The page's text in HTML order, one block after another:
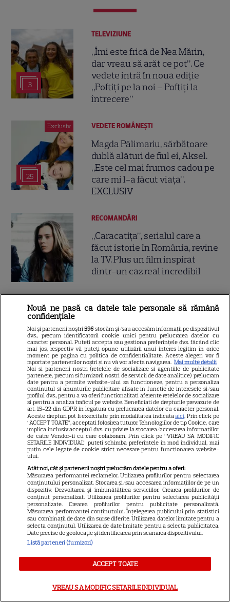
3
TELEVIZIUNE
„Îmi este frică de Nea Mărin,
dar vreau să arăt ce pot”. Ce
vedete intră în noua ediție
„Poftiți pe la noi – Poftiți la
întrecere”
Exclusiv
25
VEDETE ROMÂNEŞTI
Magda Pălimariu, sărbătoare
dublă alături de fiul ei, Aksel.
„Este cel mai frumos cadou pe
care mi l-a făcut viața”.
EXCLUSIV
RECOMANDĂRI
„Caracatița”, serialul care a
făcut istorie în România, revine
la TV. Plus un film inspirat
dintr-un caz real incredibil
16
VEDETE ROMÂNEŞTI
vis vechi. Cum arată Căminul
Cultural „A ‘lu Escana”,
proiectul de suflet al vedetei
Pro TV
14
VEDETE ROMÂNEŞTI
Laura Cosoi, declarație
emoționantă după nașterea
Ninei. „Aș putea naște de o mie
de ori și, de fiecare dată, ar fi ca
14
VEDETE STRĂINE
Jennifer Aniston și Courteney
Cox, vacanță de lux în Mallorca
alături de Pedro Pascal.
Imagini spectaculoase
VEDETE STRĂINE
Emma Roberts s-a căsătorit,
Nouă ne pasă ca datele tale personale să rămână
confidențiale
Noi și partenerii noștri596 stocăm și/sau accesăm informații pe dispozitivul
dvs., precum identificatorii cookie unici pentru prelucrarea datelor cu
caracter personal. Puteți accepta sau gestiona preferințele dvs. făcând clic
mai jos, respectiv vă puteți opune utilizării unui interes legitim în orice
moment pe pagina cu politica de confidențialitate. Aceste alegeri vor fi
raportate partenerilor noștri și nu vă vor afecta navigarea. Mai multe detalii
Noi si partenerii nostri (retelele de socializare si agentiile de publicitate
partenere, precum si furnizorii nostri de servicii de date analitice) prelucram
date pentru a permite website-ului sa functioneze, pentru a personaliza
continutul si anunturile publicitare afisate in functie de interesele si/sau
profilul dvs., pentru a va oferi functionalitati aferente retelelor de socializare
si pentru a analiza traficul pe website. Beneficiati de drepturile prevazute de
art. 15-22 din GDPR in legatura cu prelucrarea datelor cu caracter personal.
Aceste drepturi pot fi exercitate prin modalitatea indicataaici. Prin click pe
“ACCEPT TOATE”, acceptati folosirea tuturor Tehnologiilor de tip Cookie, care
implica inclusiv acceptul dvs. cu privire la stocarea/accesarea informatiilor
de catre Vendor-ii cu care colaboram. Prin click pe “VREAU SA MODIFIC
SETARILE INDIVIDUAL” puteti schimba preferintele in mod individual, mai
putin cele legate de cookie strict necesare pentru functionarea website-
ului.
Atât noi, cât și partenerii noștri prelucrăm datele pentru a oferi:
Măsurarea performanței reclamelor. Utilizarea profilurilor pentru selectarea
conținutului personalizat. Stocarea și/sau accesarea informațiilor de pe un
dispozitiv. Dezvoltarea și îmbunătățirea serviciilor. Crearea profilurilor de
conținut personalizat. Utilizarea profilurilor pentru selectarea publicității
personalizate. Crearea profilurilor pentru publicitate personalizată.
Măsurarea performanței conținutului. Înțelegerea publicului prin statistici
sau combinații de date din surse diferite. Utilizarea datelor limitate pentru a
selecta conținutul. Utilizarea de date limitate pentru a selecta publicitatea.
Date precise de geolocație și identificarea prin scanarea dispozitivului.
Listă parteneri (furnizori)
ACCEPT TOATE
VREAU SA MODIFIC SETARILE INDIVIDUAL